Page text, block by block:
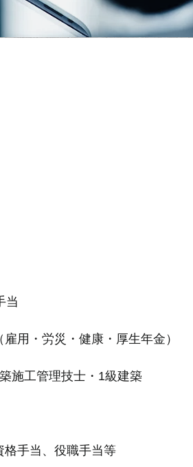
当
・労災・健康・厚生年金 ）
管理技士・1級建築
手当、役職手当等